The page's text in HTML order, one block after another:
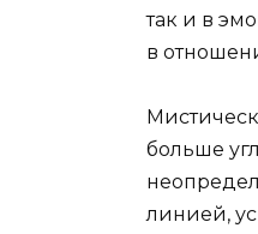
так и в
в
больше
линией,